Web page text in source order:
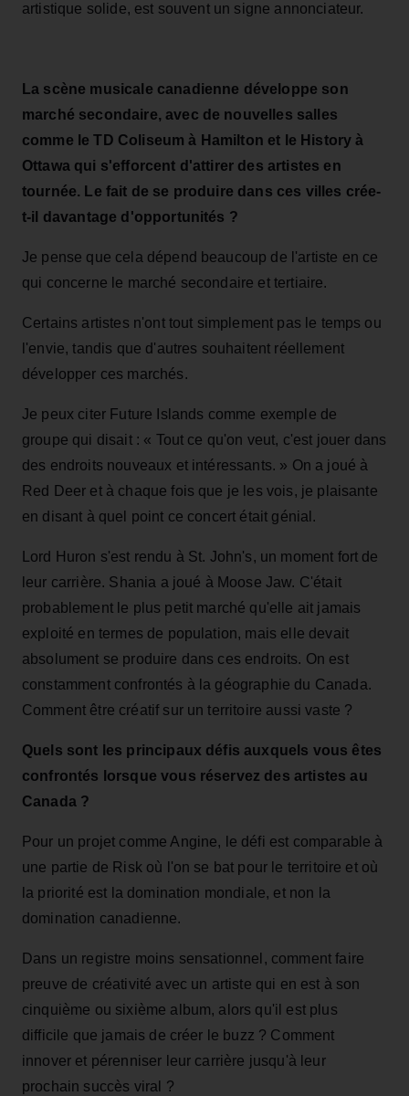
artistique solide, est souvent un signe annonciateur.
La scène musicale canadienne développe son
marché secondaire, avec de nouvelles salles
comme le TD Coliseum à Hamilton et le History à
Ottawa qui s'efforcent d'attirer des artistes en
tournée. Le fait de se produire dans ces villes crée-
t-il davantage d'opportunités ?
Je pense que cela dépend beaucoup de l'artiste en ce
qui concerne le marché secondaire et tertiaire.
Certains artistes n'ont tout simplement pas le temps ou
l'envie, tandis que d'autres souhaitent réellement
développer ces marchés.
Je peux citer Future Islands comme exemple de
groupe qui disait : « Tout ce qu'on veut, c'est jouer dans
des endroits nouveaux et intéressants. » On a joué à
Red Deer et à chaque fois que je les vois, je plaisante
en disant à quel point ce concert était génial.
Lord Huron s'est rendu à St. John's, un moment fort de
leur carrière. Shania a joué à Moose Jaw. C'était
probablement le plus petit marché qu'elle ait jamais
exploité en termes de population, mais elle devait
absolument se produire dans ces endroits. On est
constamment confrontés à la géographie du Canada.
Comment être créatif sur un territoire aussi vaste ?
Quels sont les principaux défis auxquels vous êtes
confrontés lorsque vous réservez des artistes au
Canada ?
Pour un projet comme Angine, le défi est comparable à
une partie de Risk où l'on se bat pour le territoire et où
la priorité est la domination mondiale, et non la
domination canadienne.
Dans un registre moins sensationnel, comment faire
preuve de créativité avec un artiste qui en est à son
cinquième ou sixième album, alors qu'il est plus
difficile que jamais de créer le buzz ? Comment
innover et pérenniser leur carrière jusqu'à leur
prochain succès viral ?